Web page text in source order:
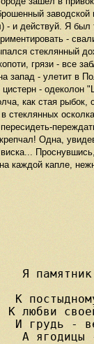
заводской
- и действуй. Я
-
стеклянный
грязи - все
запад - улетит в
-
как стая
стеклянных
Одна,
каждой капле,
Я
К
К любви
И грудь -
А ягодицы